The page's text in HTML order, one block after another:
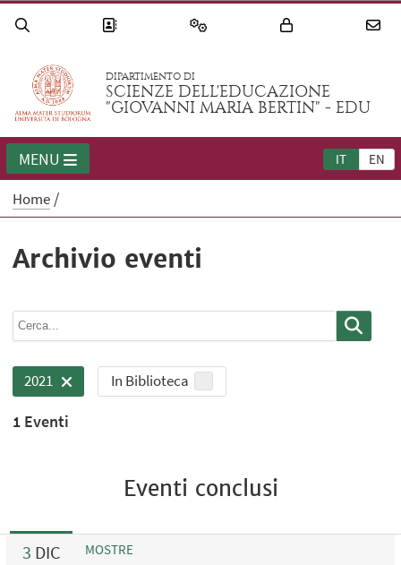
DIPARTIMENTO DI
SCIENZE DELL'EDUCAZIONE
"GIOVANNI MARIA BERTIN" - EDU
IT EN
MENU
Home
Archivio eventi
2021 In Biblioteca
1 Eventi
Eventi conclusi
3 DIC MOSTRE